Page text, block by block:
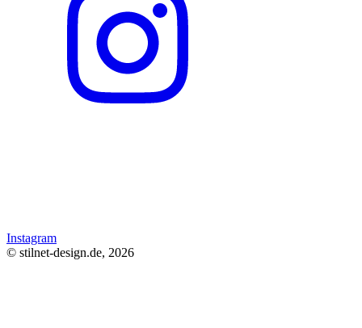
Instagram
© stilnet-design.de, 2026